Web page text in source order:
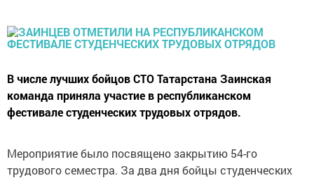
В числе лучших бойцов СТО Татарстана Заинская
команда приняла участие в республиканском
фестивале студенческих трудовых отрядов.
Мероприятие было посвящено закрытию 54-го
трудового семестра. За два дня бойцы студенческих